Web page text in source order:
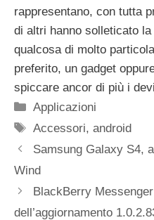
rappresentano, con tutta
di altri hanno solleticato
qualcosa di molto
preferito, un gadget
spiccare ancor di più i
Categorie
Applicazioni
Tag
Accessori,android
Samsung Galaxy S4,
Wind
BlackBerry
dell’aggiornamento